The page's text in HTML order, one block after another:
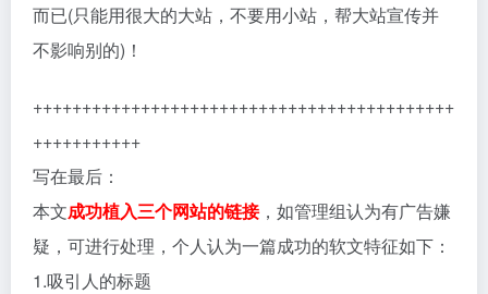
而已(只能用很大的大站，不要用小站，帮大站宣传并
不影响别的)！
+++++++++++++++++++++++++++++++++++++++++++
+++++++++++
写在最后：
本文成功植入三个网站的链接，如管理组认为有广告嫌
疑，可进行处理，个人认为一篇成功的软文特征如下：
1.吸引人的标题